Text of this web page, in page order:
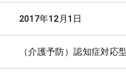
2017年12月1日
（介護予防）認知症対応